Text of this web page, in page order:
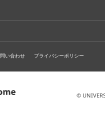
い合わせ プライバシーポリシー
©